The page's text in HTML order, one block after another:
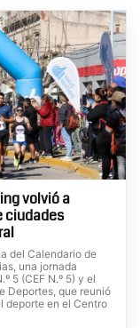
volvió a
ciudades
del Calendario de
una jornada
5 (CEF N.º 5) y el
Deportes, que reunió
deporte en el Centro